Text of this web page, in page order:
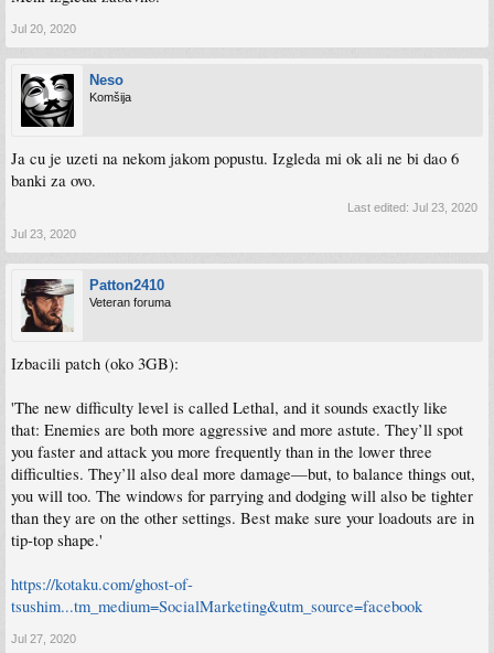
Jul 20, 2020
Neso
Komšija
Ja cu je uzeti na nekom jakom popustu. Izgleda mi ok ali ne bi dao 6
banki za ovo.
Last edited: Jul 23, 2020
Jul 23, 2020
Patton2410
Veteran foruma
Izbacili patch (oko 3GB):
'The new difficulty level is called Lethal, and it sounds exactly like
that: Enemies are both more aggressive and more astute. They’ll spot
you faster and attack you more frequently than in the lower three
difficulties. They’ll also deal more damage—but, to balance things out,
you will too. The windows for parrying and dodging will also be tighter
than they are on the other settings. Best make sure your loadouts are in
tip-top shape.'
https://kotaku.com/ghost-of-
tsushim...tm_medium=SocialMarketing&utm_source=facebook
Jul 27, 2020